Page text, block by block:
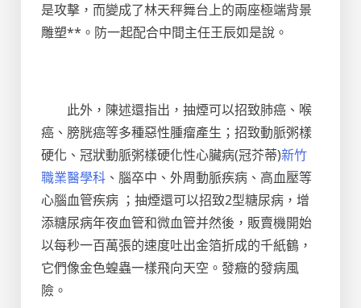
是攻擊，而變成了林天秤舞台上的兩座極端背景
雕塑**。防一起配合中間主任王辰如是說。
此外，陳述還指出，抽煙可以招致肺癌、喉
癌、膀胱癌等多種惡性腫瘤產生；招致動脈粥樣
硬化、冠狀動脈粥樣硬化性心臟病(冠芥蒂)新竹
職業醫學科 、腦卒中、外周動脈疾病、高血壓等
心腦血管疾病 ；抽煙還可以招致2型糖尿病，增
添糖尿病年夜血管和微血管并然後，販賣機開始
以每秒一百萬張的速度吐出金箔折成的千紙鶴，
它們像金色蝗蟲一樣飛向天空。發癥的發病風
險。